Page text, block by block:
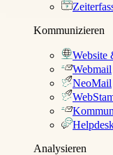
Kommunizieren
Website
Webmail
NeoMail
Analysieren